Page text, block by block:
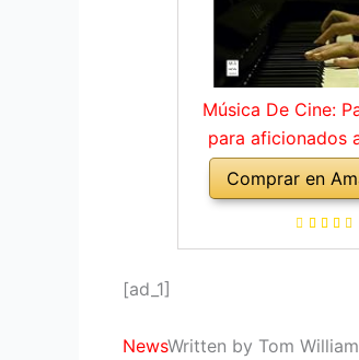
Música De Cine:
para aficionados
(MUSICA)
Comprar en
[ad_1]
NewsWritten by Tom